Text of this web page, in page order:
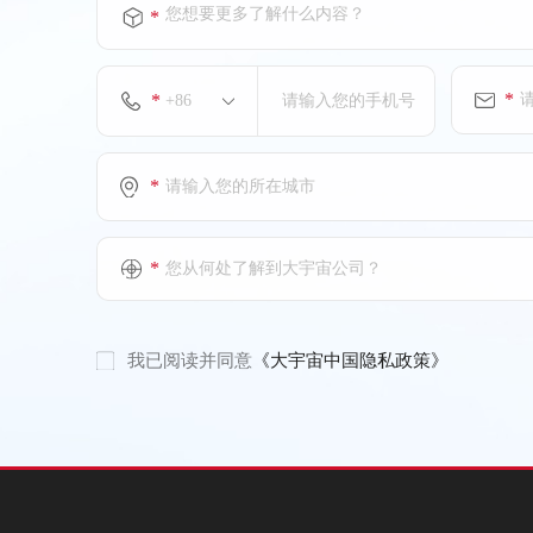
您想要更多了解什么内容？
*
* *
*
您从何处了解到大宇宙公司？
*
我已阅读并同意 《大宇宙中国隐私政策》